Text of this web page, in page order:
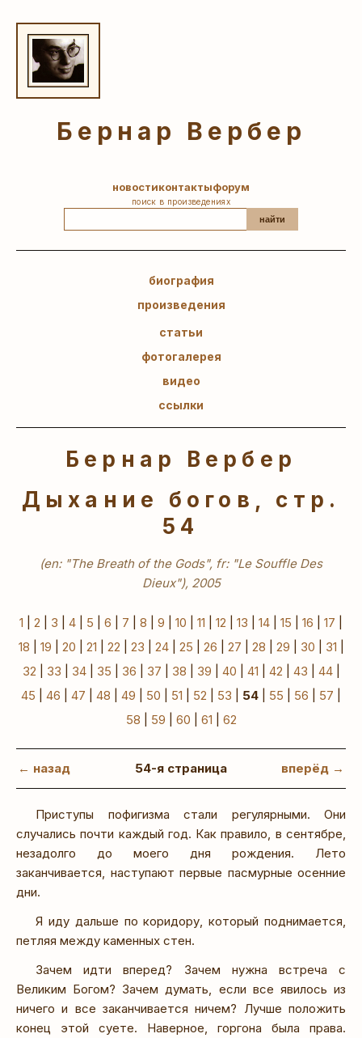
Бернар Вербер
новостиконтактыфорум
поиск в произведениях
найти
биография
произведения
статьи
фотогалерея
видео
ссылки
Бернар Вербер
Дыхание богов, стр.
54
(en: "The Breath of the Gods", fr: "Le Souffle Des
Dieux"), 2005
1 2 3 4 5 6 7 8 9 10 11 12 13 14 15 16 17
18
19 20 21 22 23 24| 25 26 27 28 29 30 31
32
33 34| 35 36 37 38 39 40 41 42 43 44|
45
46 47 48 49 50 51 52 53 54 55 56 57
58
59 60 61 62
← назад 54-я страница вперёд →
Приступы пофигизма стали регулярными. Они
случались почти каждый год. Как правило, в сентябре,
незадолго до моего дня рождения. Лето
заканчивается, наступают первые пасмурные осенние
дни.
Я иду дальше по коридору, который поднимается,
петляя между каменных стен.
Зачем идти вперед? Зачем нужна встреча с
Великим Богом? Зачем думать, если все явилось из
ничего и все заканчивается ничем? Лучше положить
конец этой суете. Наверное, горгона была права.